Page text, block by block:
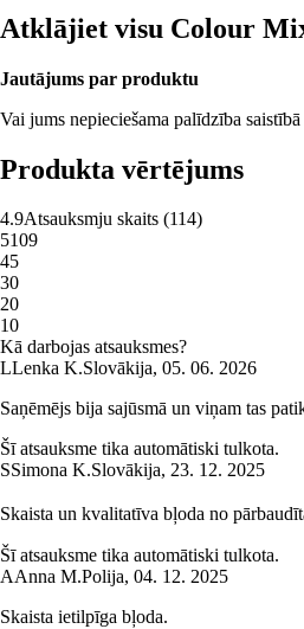
Atklājiet visu Colour
Jautājums par produktu
Vai jums nepieciešama palīdzība
Produkta vērtējums
4.9Atsauksmju skaits (114)
5109
45
30
20
10
Kā darbojas atsauksmes?
LLenka K.Slovākija, 05. 06. 2026
Saņēmējs bija sajūsmā un viņam tas
Šī atsauksme tika automātiski tulkota.
SSimona K.Slovākija, 23. 12. 2025
Skaista un kvalitatīva bļoda no
Šī atsauksme tika automātiski tulkota.
AAnna M.Polija, 04. 12. 2025
Skaista ietilpīga bļoda.